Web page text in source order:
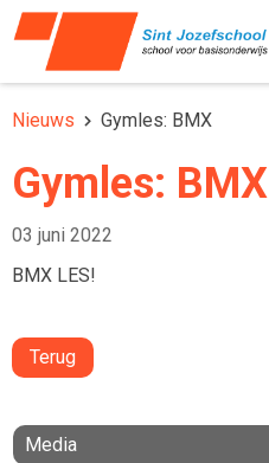
Nieuws Gymles: BMX
Gymles: BMX
03 juni 2022
BMX LES!
Terug
Media